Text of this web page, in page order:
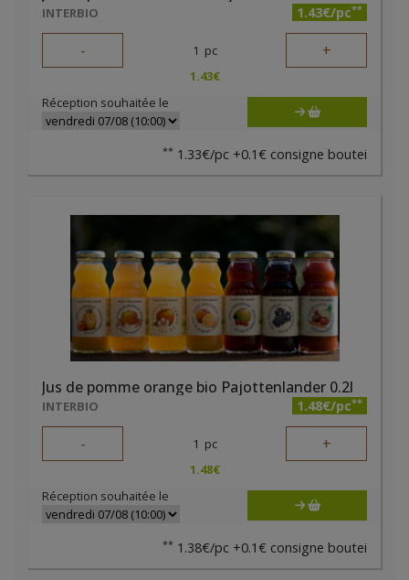
INTERBIO 1.43€/pc**
- 1 pc +
1.43€
Réception souhaitée le
** 1.33€/pc +0.1€ consigne boutei
Jus de pomme orange bio Pajottenlander 0.2l
INTERBIO 1.48€/pc**
- 1 pc +
1.48€
Réception souhaitée le
** 1.38€/pc +0.1€ consigne boutei